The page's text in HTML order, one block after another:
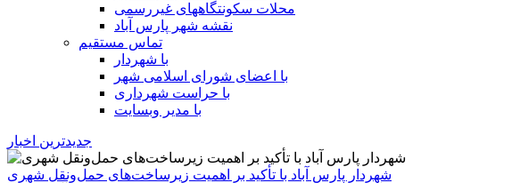
محلات سکونتگاههای غیررسمی
نقشه شهر پارس آباد
تماس مستقیم
با شهردار
با اعضای شورای اسلامی شهر
با حراست شهرداری
با مدیر وبسایت
جدیدترین اخبار
شهردار پارس آباد با تأکید بر اهمیت زیرساخت‌های حمل‌ونقل شهری